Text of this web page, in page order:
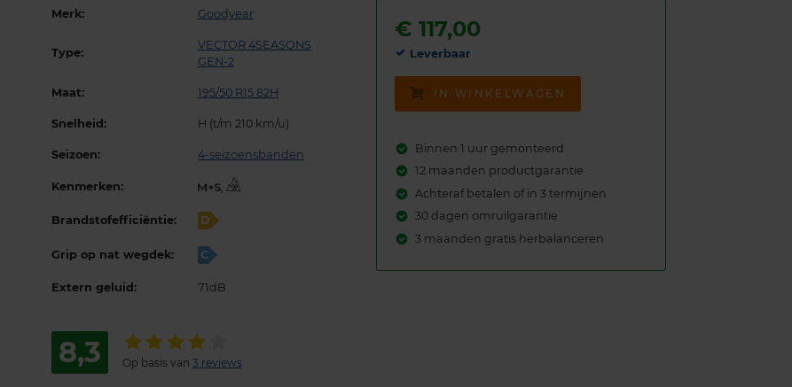
Merk: Goodyear
Type:
VECTOR 4SEASONS
GEN-2
Maat: 195/50 R15 82H
Snelheid: H (t/m 210 km/u)
Seizoen: 4-seizoensbanden
Kenmerken: ,
Brandstofefficiëntie: D
Grip op nat wegdek: C
Extern geluid: 71dB
8,3 Op basis van 3 reviews
€117,00
Leverbaar
IN WINKELWAGEN
Binnen 1 uur gemonteerd
12 maanden productgarantie
Achteraf betalen of in 3 termijnen
30 dagen omruilgarantie
3 maanden gratis herbalanceren